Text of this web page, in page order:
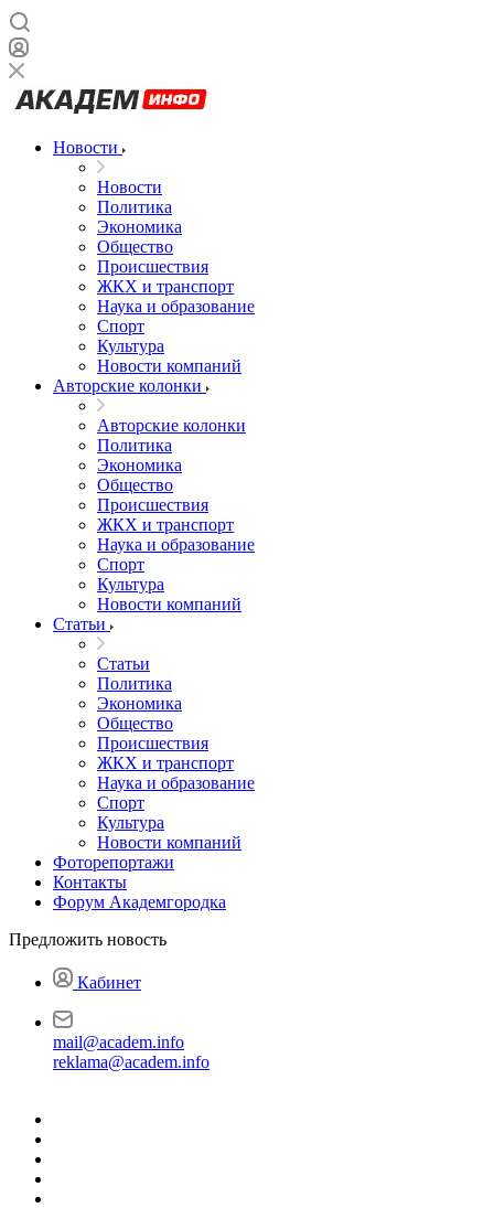
Новости
Новости
Политика
Экономика
Общество
Происшествия
ЖКХ и транспорт
Наука и образование
Спорт
Культура
Новости компаний
Авторские колонки
Авторские колонки
Политика
Экономика
Общество
Происшествия
ЖКХ и транспорт
Наука и образование
Спорт
Культура
Новости компаний
Статьи
Статьи
Политика
Экономика
Общество
Происшествия
ЖКХ и транспорт
Наука и образование
Спорт
Культура
Новости компаний
Фоторепортажи
Контакты
Форум Академгородка
Предложить новость
Кабинет
mail@academ.info
reklama@academ.info